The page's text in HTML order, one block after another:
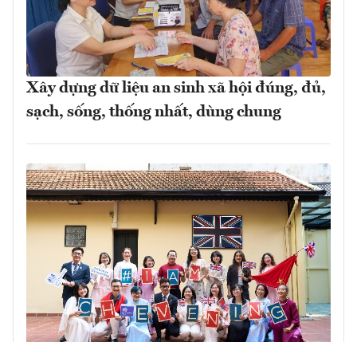
Xây dựng dữ liệu an sinh xã hội đúng, đủ,
sạch, sống, thống nhất, dùng chung